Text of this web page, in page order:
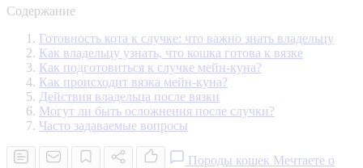
Содержание
Готовность кота к случке: что важно знать владельцу
Как владельцу узнать, что кошка готова к вязке
Как подготовиться к случке мейн-куна?
Как происходит вязка мейн-куна?
Действия владельца после вязки
Могут ли быть осложнения после случки?
Часто задаваемые вопросы
Породы кошек Мечтаете о